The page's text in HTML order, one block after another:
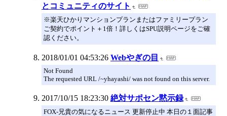
とコミュニティのサイト
※楽天ひかりマンションプランまたはファミリープラン
ご契約でポイント＋1倍！詳しくはSPU説明ページをご確
認ください。
2018/01/01 04:53:26 Webやぎの目
Not Found
The requested URL /~yhayashi/ was not found on this server.
2017/10/15 18:23:30 絶対サポセン黙示録
FOX-兄貴の気になるニュース 更新停止中 本日の１面記事